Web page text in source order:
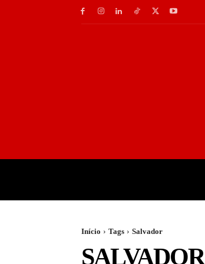
Início Tags Salvador
SALVADOR